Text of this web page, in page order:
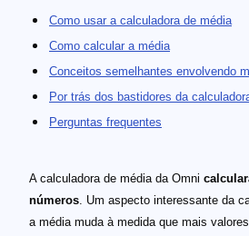
Como usar a calculadora de média
Como calcular a média
Conceitos semelhantes envolvendo
Por trás dos bastidores da
Perguntas frequentes
A calculadora de média da Omni
números. Um aspecto interessante da
a média muda à medida que mais